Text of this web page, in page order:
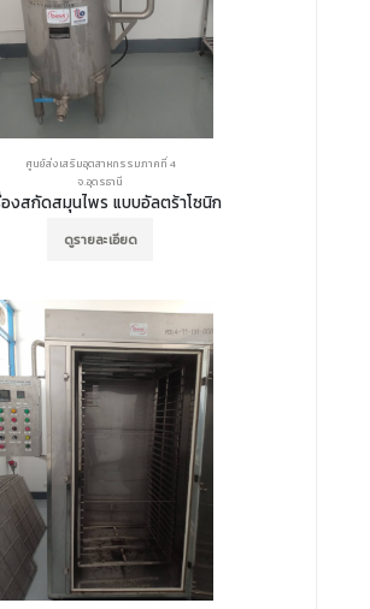
ศูนย์ส่งเสริมอุตสาหกรรมภาคที่ 4
จ.อุดรธานี
องสกัดสมุนไพร แบบอัลตร้าโซนิก
ดูรายละเอียด